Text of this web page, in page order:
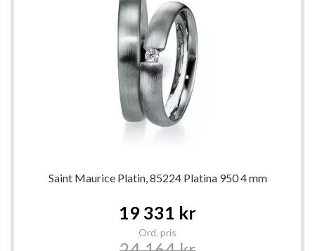
Saint Maurice Platin, 85224 Platina 950 4 mm
19 331 kr
Ord. pris